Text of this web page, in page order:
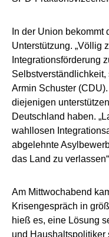
In der Union bekommt
Unterstützung. „Völlig
Integrationsförderung
Armin Schuster
diejenigen
Deutschland haben.
wahllosen
abgelehnte
das Land zu
Am Mittwochabend
Krisengespräch in
hieß es, eine Lösung
und Haushaltspolitiker